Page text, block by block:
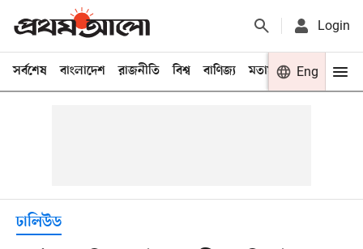
Login
সর্বশেষ বাংলাদেশ রাজনীতি বিশ্ব বাণিজ্য মতামত খেলা
Eng
ঢালিউড